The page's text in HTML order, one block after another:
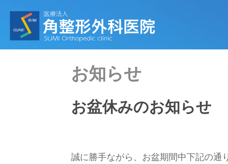
お知らせ
お盆休みのお知らせ
誠に勝手ながら、お盆期間中下記の通